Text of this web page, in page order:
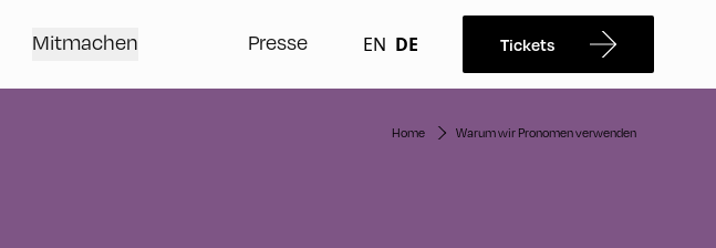
Mitmachen Presse EN DE Tickets
Home Warum wir Pronomen verwenden